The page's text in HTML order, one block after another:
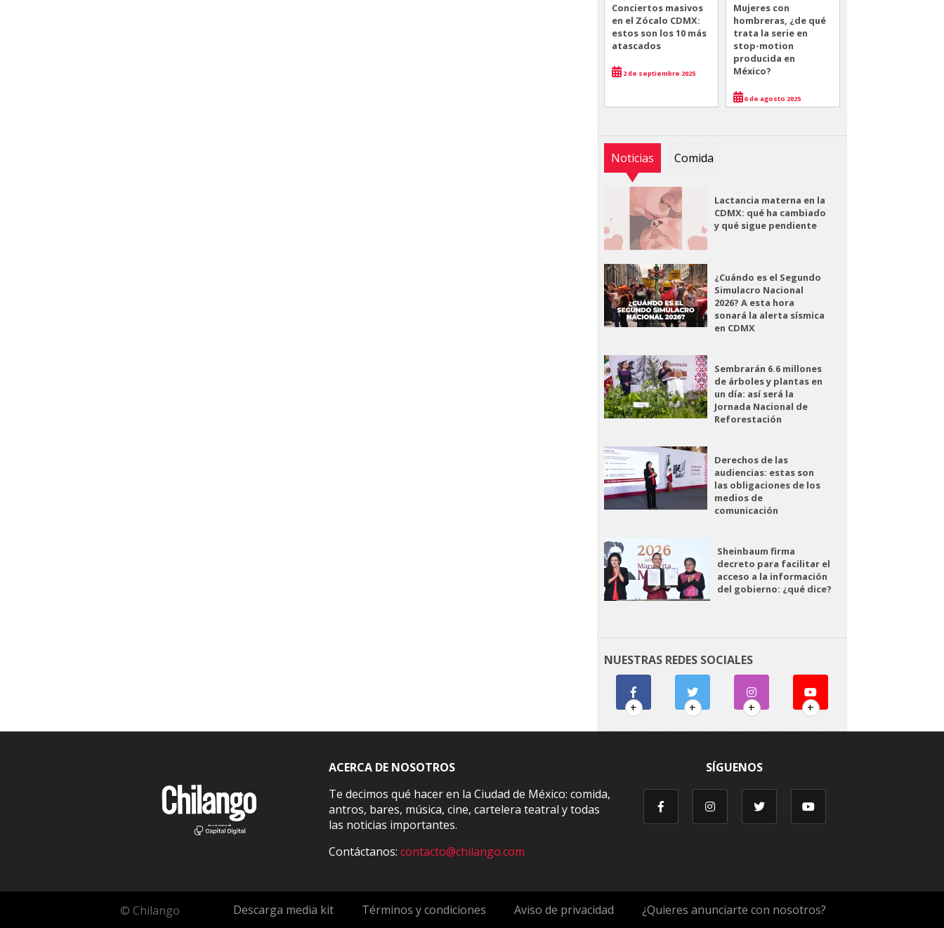
Conciertos masivos
en el Zócalo CDMX:
estos son los 10 más
atascados
2 de septiembre 2025
Mujeres con
hombreras, ¿de qué
trata la serie en
stop-motion
producida en
México?
6 de agosto 2025
Noticias Comida
Lactancia materna en la
CDMX: qué ha cambiado
y qué sigue pendiente
¿Cuándo es el Segundo
Simulacro Nacional
2026? A esta hora
sonará la alerta sísmica
en CDMX
Sembrarán 6.6 millones
de árboles y plantas en
un día: así será la
Jornada Nacional de
Reforestación
Derechos de las
audiencias: estas son
las obligaciones de los
medios de
comunicación
Sheinbaum firma
decreto para facilitar el
acceso a la información
del gobierno: ¿qué dice?
NUESTRAS REDES SOCIALES
+ + + +
ACERCA DE NOSOTROS
Te decimos qué hacer en la Ciudad de México: comida,
antros, bares, música, cine, cartelera teatral y todas
las noticias importantes.
Contáctanos:contacto@chilango.com
SÍGUENOS
© Chilango Descarga media kit Términos y condiciones Aviso de privacidad ¿Quieres anunciarte con nosotros?